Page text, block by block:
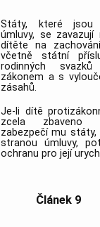
Státy, které jsou
úmluvy, se
dítěte na
včetně státní
rodinných
zákonem a s
zásahů.
Je-li dítě
zcela zbaveno
zabezpečí mu
stranou úmluvy,
ochranu pro její
Článek 9